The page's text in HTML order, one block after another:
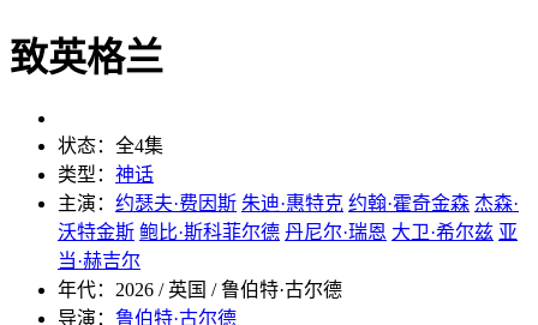
致英格兰
状态： 全4集
类型： 神话
主演： 约瑟夫·费因斯 朱迪·惠特克 约翰·霍奇金森 杰森·
沃特金斯 鲍比·斯科菲尔德 丹尼尔·瑞恩 大卫·希尔兹 亚
当·赫吉尔
年代： 2026 / 英国 / 鲁伯特·古尔德
导演： 鲁伯特·古尔德